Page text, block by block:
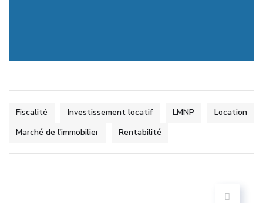
Fiscalité Investissement locatif LMNP
Location
Marché de l'immobilier
Rentabilité